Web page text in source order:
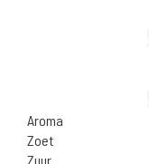
Aroma
Zoet
Zuur